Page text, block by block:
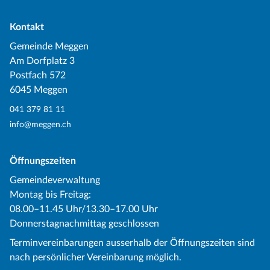
Kontakt
Gemeinde Meggen
Am Dorfplatz 3
Postfach 572
6045 Meggen
041 379 81 11
info@meggen.ch
Öffnungszeiten
Gemeindeverwaltung
Montag bis Freitag:
08.00–11.45 Uhr/13.30–17.00 Uhr
Donnerstagnachmittag geschlossen
Terminvereinbarungen ausserhalb der Öffnungszeiten sind
nach persönlicher Vereinbarung möglich.